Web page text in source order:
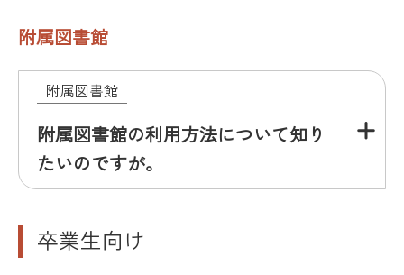
附属図書館
附属図書館
附属図書館の利用方法について知り
たいのですが。
卒業生向け